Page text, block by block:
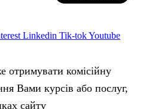
Linkedin Tik-tokYoutube
отримувати комісійну
Вами курсів або послуг,
сайту